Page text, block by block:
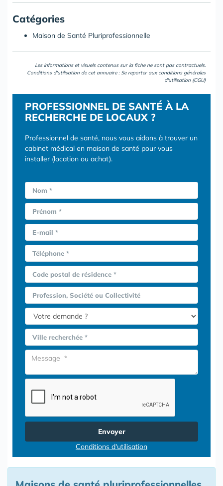
Catégories
Maison de Santé Pluriprofessionnelle
Les informations et visuels contenus sur la fiche ne sont pas contractuels.
Conditions d'utilisation de cet annuaire : Se reporter aux conditions générales
d'utilisation (CGU)
PROFESSIONNEL DE SANTÉ À LA
RECHERCHE DE LOCAUX ?
Professionnel de santé, nous vous aidons à trouver un
cabinet médical en maison de santé pour vous
installer (location ou achat).
Nom *
Prénom *
E-mail *
Téléphone *
Code postal de résidence *
Profession, Société ou Collectivité
Ville recherchée *
Envoyer
Conditions d'utilisation